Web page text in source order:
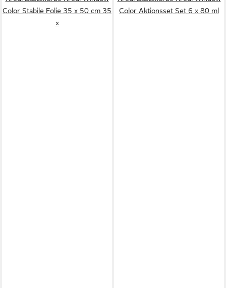
Color Stabile Folie 35 x 50 cm 35
x
Color Aktionsset Set 6 x 80 ml